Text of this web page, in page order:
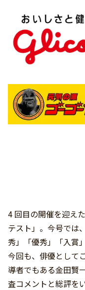
4 回目の開催を迎え
テスト」。今号では
秀」「優秀」「入賞
今回も、俳優として
導者でもある金田賢
査コメントと総評を